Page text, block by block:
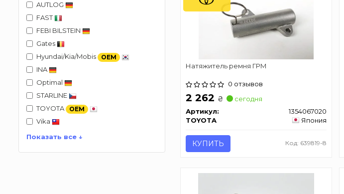
AUTLOG
FAST
FEBI BILSTEIN
Gates
Hyundai/Kia/Mobis
OEM
INA
Optimal
STARLINE
TOYOTA
OEM
Vika
Показать все ↓
Натяжитель ремня ГРМ
0 отзывов
2 262 ₴
сегодня
Артикул:
1354067020
TOYOTA
Япония
КУПИТЬ Код: 639819-8